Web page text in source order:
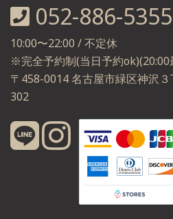
052-886-5355
10:00〜22:00 / 不定休
※完全予約制(当日予約ok)(20:00
〒458-0014 名古屋市緑区神沢
302